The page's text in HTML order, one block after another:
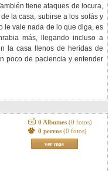
tiene ataques de locura,
la casa, subirse a los sofás y
le vale nada de lo que diga, es
más, llegando incluso a
la casa llenos de heridas de
poco de paciencia y entender
0 Albumes (0 fotos)
0 perros (0 fotos)
ver mas